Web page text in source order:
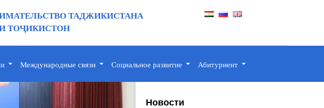
ТАДЖИКИСТАНА
ТОҶИКИСТОН
Международные связи Социальное развитие Абитуриент
Новости